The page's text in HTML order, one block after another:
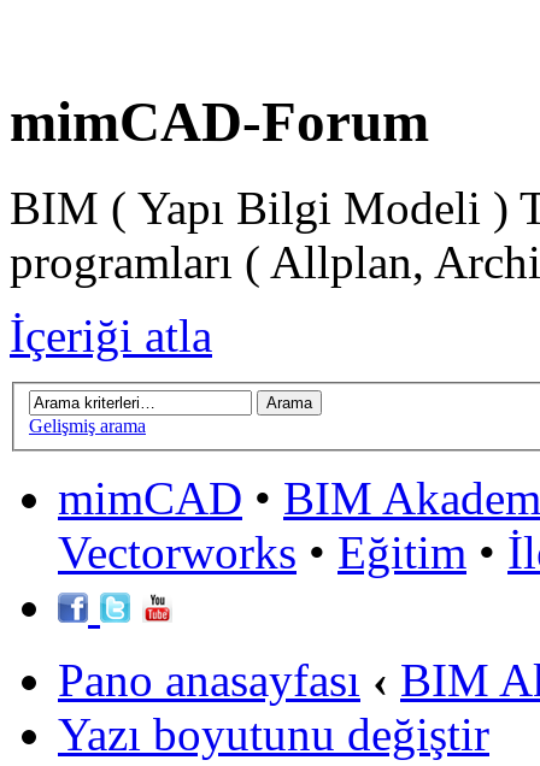
mimCAD-Forum
BIM ( Yapı Bilgi Modeli )
programları ( Allplan,
İçeriği atla
Gelişmiş arama
mimCAD • BIM
Vectorworks • Eğitim •
Pano anasayfası ‹ BIM
Yazı boyutunu değiştir